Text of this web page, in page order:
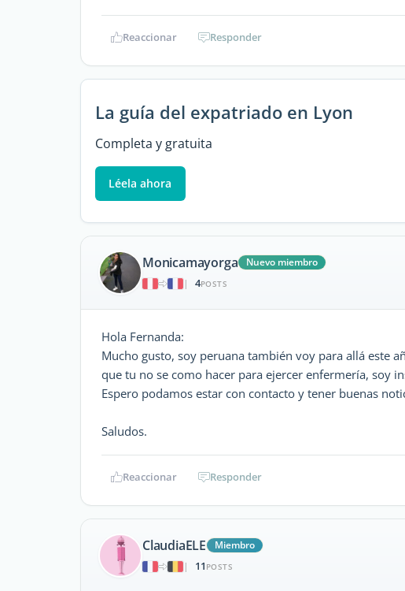
Reaccionar Responder
La guía del expatriado en Lyon
Completa y gratuita
Léela ahora
Monicamayorga
Nuevo miembro
|
4POSTS
Hola Fernanda:
Mucho gusto, soy peruana también voy para allá este
que tu no se como hacer para ejercer enfermería, soy
Espero podamos estar con contacto y tener buenas
Saludos.
Reaccionar Responder
ClaudiaELE
Miembro
|
11 POSTS